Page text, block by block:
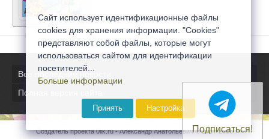
Все последние новости
Полная версия сайта
Создатель проекта 0lik.ru - Александр Анатольевич © 2007-2026
Подписаться!
Сайт использует идентификационные файлы
cookies для хранения информации. "Cookies"
представляют собой файлы, которые могут
использоваться сайтом для идентификации
посетителей...
Больше информации
Принять Настройка